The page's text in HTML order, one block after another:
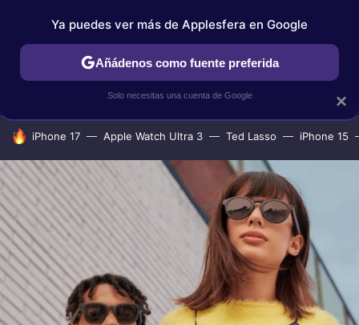
IPHONE TUTORIALES APPLESFERA SELECCIÓN
HOY SE HABLA DE
iPhone 17 Apple Watch Ultra 3 Ted Lasso iPhone 15
×
Ya puedes ver más de Applesfera en Google
Añádenos como fuente preferida
Solo necesitas una cuenta de Google